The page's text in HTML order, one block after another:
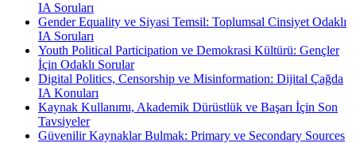
IA Soruları
Gender Equality ve Siyasi Temsil: Toplumsal Cinsiyet Odaklı
IA Soruları
Youth Political Participation ve Demokrasi Kültürü: Gençler
İçin Odaklı Sorular
Digital Politics, Censorship ve Misinformation: Dijital Çağda
IA Konuları
Kaynak Kullanımı, Akademik Dürüstlük ve Başarı İçin Son
Tavsiyeler
Güvenilir Kaynaklar Bulmak: Primary ve Secondary Sources